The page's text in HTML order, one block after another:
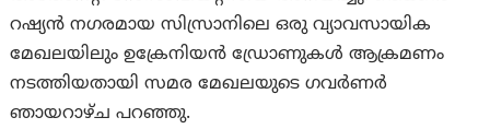
റഷ്യൻ നഗരമായ സിസ്രാനിലെ ഒരു വ്യാവസായിക
മേഖലയിലും ഉക്രേനിയൻ ഡ്രോണുകൾ ആക്രമണം
നടത്തിയതായി സമര മേഖലയുടെ ഗവർണർ
ഞായറാഴ്ച പറഞ്ഞു.